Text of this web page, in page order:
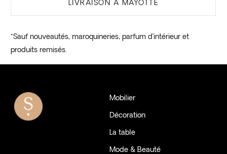
LIVRAISON À MAYOTTE
*Sauf nouveautés, maroquineries, parfum d’intérieur et
produits remisés.
Mobilier
Décoration
La table
Mode & Beauté